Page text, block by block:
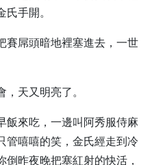
手開。
賽屌頭暗地裡塞進去，一世
天又明亮了。
飯來吃，一邊叫阿秀服侍麻
管嘻嘻的笑，金氏經走到冷
昨夜晚把塞紅射的快活，